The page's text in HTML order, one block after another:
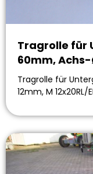
Tragrolle für
60mm, Achs-
Tragrolle für
12mm, M